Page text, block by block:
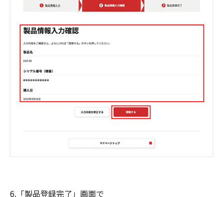
6.「製品登録完了」画面で